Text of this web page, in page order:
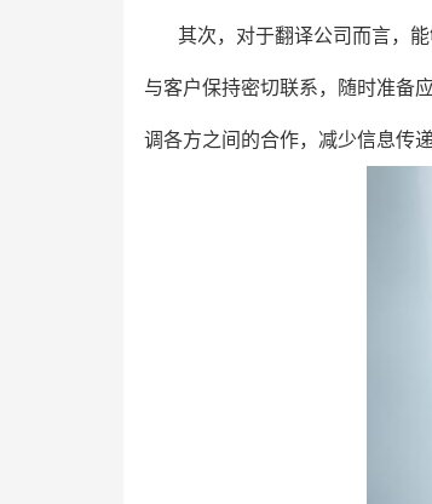
其次，对于翻译公司而言，
与客户保持密切联系，随时准备
调各方之间的合作，减少信息传